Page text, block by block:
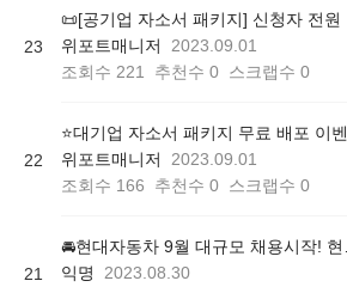
23
위포트매니저
2023.09.01
조회수 221 추천수 0 스크랩수 0
22
위포트매니저
2023.09.01
조회수 166 추천수 0 스크랩수 0
21
익명
2023.08.30